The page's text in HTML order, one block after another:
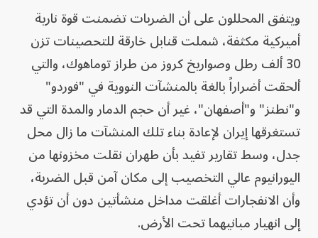
ويتفق المحللون على أن الضربات تضمنت قوة نارية
أميركية مكثفة، شملت قنابل خارقة للتحصينات تزن
30 ألف رطل وصواريخ كروز من طراز توماهوك، والتي
ألحقت أضراراً بالغة بالمنشآت النووية في "فوردو"
و"نطنز" و"أصفهان"، غير أن حجم الدمار والمدة التي قد
تستغرقها إيران لإعادة بناء تلك المنشآت ما زال محل
جدل، وسط تقارير تفيد بأن طهران نقلت مخزونها من
اليورانيوم عالي التخصيب إلى مكان آمن قبل الضربة،
وأن الانفجارات أغلقت مداخل منشأتين دون أن تؤدي
إلى انهيار مبانيهما تحت الأرض.